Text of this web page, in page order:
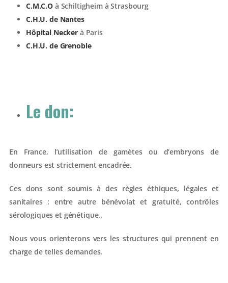
C.M.C.Oà Schiltigheim à Strasbourg
C.H.U. de Nantes
Hôpital Neckerà Paris
C.H.U. de Grenoble
Le don:
En France, l’utilisation de gamètes ou d’embryons de
donneurs est strictement encadrée.
Ces dons sont soumis à des règles éthiques, légales et
sanitaires : entre autre bénévolat et gratuité, contrôles
sérologiques et génétique..
Nous vous orienterons vers les structures qui prennent en
charge de telles demandes.